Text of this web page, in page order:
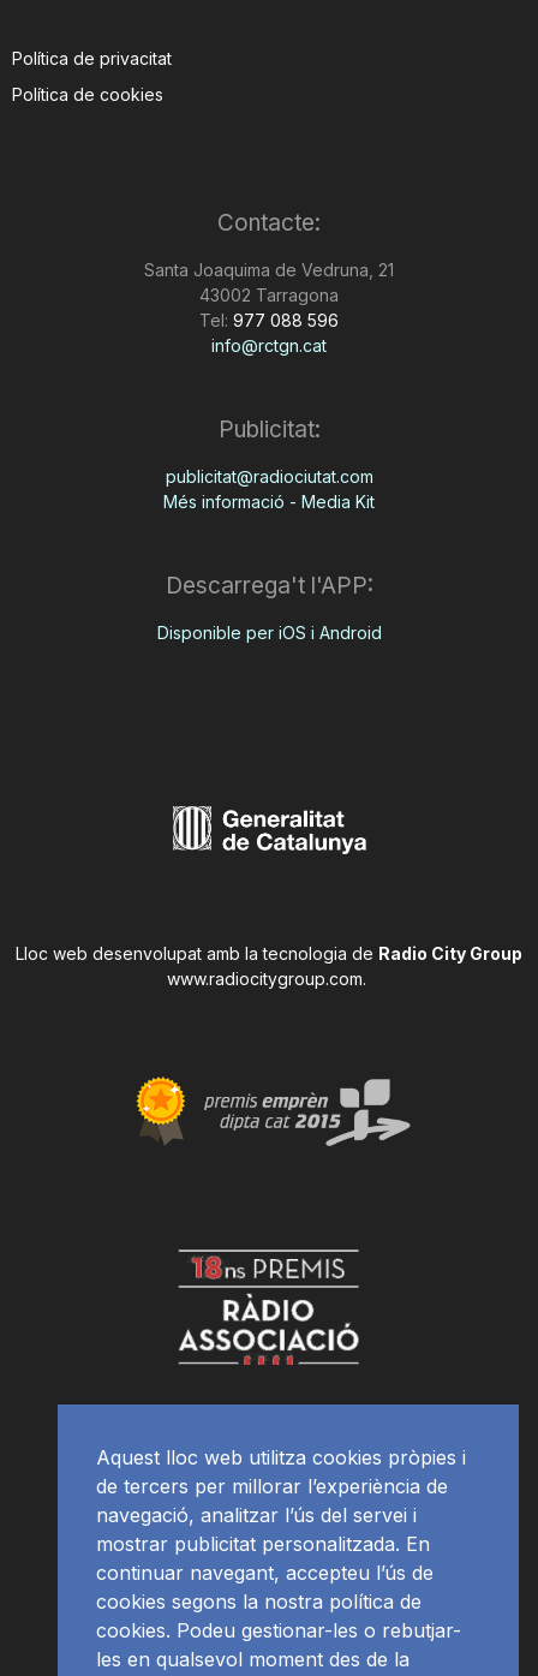
Política de privacitat
Política de cookies
Contacte:
Santa Joaquima de Vedruna, 21
43002 Tarragona
Tel: 977 088 596
info@rctgn.cat
Publicitat:
publicitat@radiociutat.com
Més informació - Media Kit
Descarrega't l'APP:
Disponible per iOS i Android
Lloc web desenvolupat amb la tecnologia de Radio City Group
www.radiocitygroup.com.
Aquest lloc web utilitza cookies pròpies i
de tercers per millorar l’experiència de
navegació, analitzar l’ús del servei i
mostrar publicitat personalitzada. En
continuar navegant, accepteu l’ús de
cookies segons la nostra política de
cookies. Podeu gestionar-les o rebutjar-
les en qualsevol moment des de la